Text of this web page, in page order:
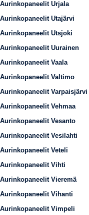
Aurinkopaneelit Urjala
Aurinkopaneelit Utajärvi
Aurinkopaneelit Utsjoki
Aurinkopaneelit Uurainen
Aurinkopaneelit Vaala
Aurinkopaneelit Valtimo
Aurinkopaneelit Varpaisjärvi
Aurinkopaneelit Vehmaa
Aurinkopaneelit Vesanto
Aurinkopaneelit Vesilahti
Aurinkopaneelit Veteli
Aurinkopaneelit Vihti
Aurinkopaneelit Vieremä
Aurinkopaneelit Vihanti
Aurinkopaneelit Vimpeli